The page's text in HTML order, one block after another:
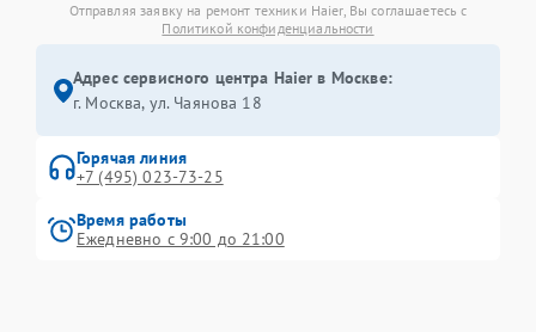
Отправляя заявку на ремонт техники Haier, Вы соглашаетесь с
Политикой конфиденциальности
Адрес сервисного центра Haier в Москве:
г. Москва, ул. Чаянова 18
Горячая линия
+7 (495) 023-73-25
Время работы
Ежедневно с 9:00 до 21:00